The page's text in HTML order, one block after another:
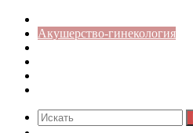
Акушерство-гинекология